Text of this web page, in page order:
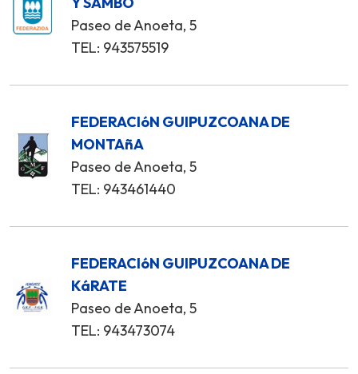
Paseo de Anoeta, 5
TEL: 943575519
FEDERACIóN GUIPUZCOANA DE
MONTAñA
Paseo de Anoeta, 5
TEL: 943461440
FEDERACIóN GUIPUZCOANA DE
KáRATE
Paseo de Anoeta, 5
TEL: 943473074